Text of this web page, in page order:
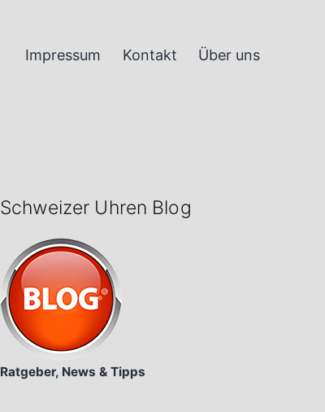
Impressum Kontakt Über uns
Schweizer Uhren Blog
Ratgeber, News & Tipps